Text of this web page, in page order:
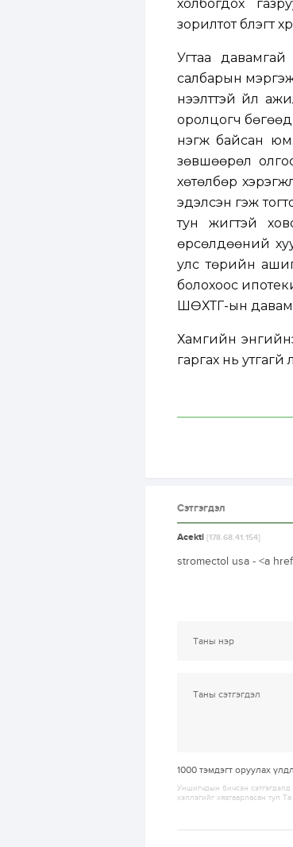
холбогдох
зорилтот бүлэгт
Угтаа
салбарын
нээлттэй үйл
оролцогч бөгөөд
нэгж байсан юм.
зөвшөөрөл
хөтөлбөр
эдэлсэн гэж
тун жигтэй
өрсөлдөөний
улс төрийн
болохоос
ШӨХТГ-ын
Хамгийн
гаргах нь
Сэтгэгдэл
Acekti [178.68.41.154]
stromectol usa - <a
1000 тэмдэгт оруулах
Уншигчдын бичсэн
хэллэгийг хязгаарласан тул